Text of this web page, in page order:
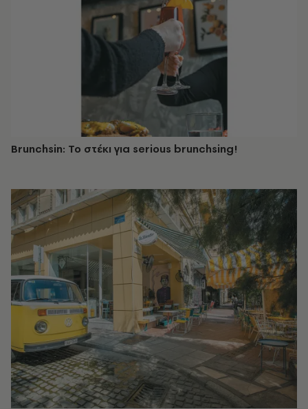
Brunchsin: Το στέκι για serious brunchsing!